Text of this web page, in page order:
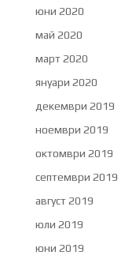
юни 2020
май 2020
март 2020
януари 2020
декември 2019
ноември 2019
октомври 2019
септември 2019
август 2019
юли 2019
юни 2019